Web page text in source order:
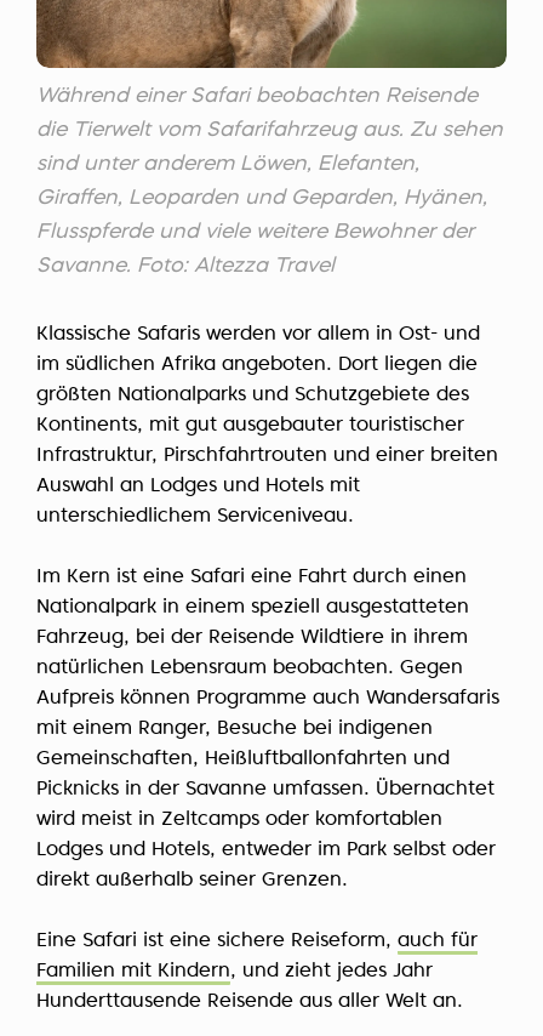
Während einer Safari beobachten Reisende
die Tierwelt vom Safarifahrzeug aus. Zu sehen
sind unter anderem Löwen, Elefanten,
Giraffen, Leoparden und Geparden, Hyänen,
Flusspferde und viele weitere Bewohner der
Savanne. Foto: Altezza Travel
Klassische Safaris werden vor allem in Ost- und
im südlichen Afrika angeboten. Dort liegen die
größten Nationalparks und Schutzgebiete des
Kontinents, mit gut ausgebauter touristischer
Infrastruktur, Pirschfahrtrouten und einer breiten
Auswahl an Lodges und Hotels mit
unterschiedlichem Serviceniveau.
Im Kern ist eine Safari eine Fahrt durch einen
Nationalpark in einem speziell ausgestatteten
Fahrzeug, bei der Reisende Wildtiere in ihrem
natürlichen Lebensraum beobachten. Gegen
Aufpreis können Programme auch Wandersafaris
mit einem Ranger, Besuche bei indigenen
Gemeinschaften, Heißluftballonfahrten und
Picknicks in der Savanne umfassen. Übernachtet
wird meist in Zeltcamps oder komfortablen
Lodges und Hotels, entweder im Park selbst oder
direkt außerhalb seiner Grenzen.
Eine Safari ist eine sichere Reiseform, auch für
Familien mit Kindern, und zieht jedes Jahr
Hunderttausende Reisende aus aller Welt an.